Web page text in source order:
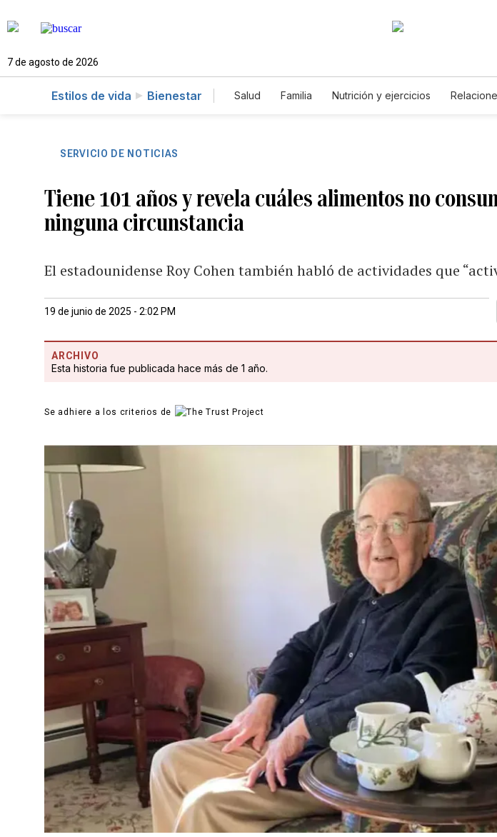
7 de agosto de 2026
Estilos de vida Bienestar Salud Familia Nutrición y ejercicios
SERVICIO DE NOTICIAS
Tiene 101 años y revela cuáles alimentos no
ninguna circunstancia
El estadounidense Roy Cohen también habló de actividades que
19 de junio de 2025 - 2:02 PM
ARCHIVO
Esta historia fue publicada hace más de 1 año.
Se adhiere a los criterios de